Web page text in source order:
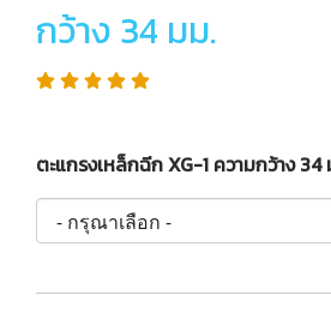
กว้าง 34 มม.
ตะแกรงเหล็กฉีก XG-1 ความกว้าง 34